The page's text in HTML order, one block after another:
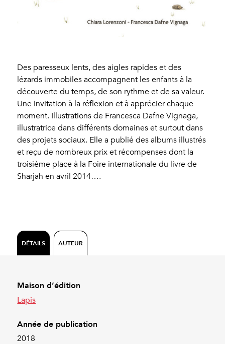
Des paresseux lents, des aigles rapides et des
lézards immobiles accompagnent les enfants à la
découverte du temps, de son rythme et de sa valeur.
Une invitation à la réflexion et à apprécier chaque
moment. Illustrations de Francesca Dafne Vignaga,
illustratrice dans différents domaines et surtout dans
des projets sociaux. Elle a publié des albums illustrés
et reçu de nombreux prix et récompenses dont la
troisième place à la Foire internationale du livre de
Sharjah en avril 2014….
DÉTAILS AUTEUR
Maison d’édition
Lapis
Année de publication
2018